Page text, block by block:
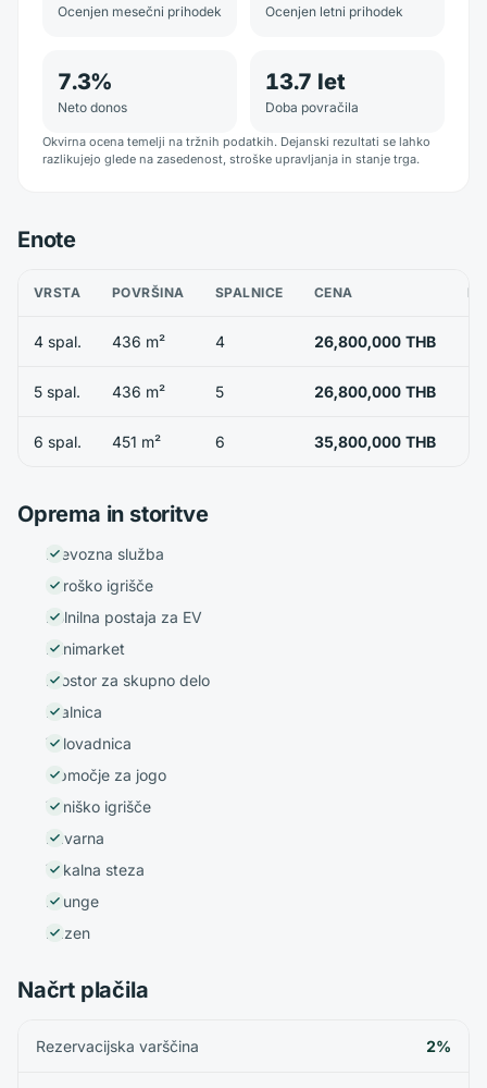
Ocenjen mesečni prihodek Ocenjen letni prihodek
7.3%
Neto donos
13.7 let
Doba povračila
Okvirna ocena temelji na tržnih podatkih. Dejanski rezultati se lahko
razlikujejo glede na zasedenost, stroške upravljanja in stanje trga.
Enote
VRSTA POVRŠINA SPALNICE CENA
4 spal. 436 m² 4 26,800,000 THB
5 spal. 436 m² 5 26,800,000 THB
6 spal. 451 m² 6 35,800,000 THB
Oprema in storitve
Prevozna služba
Otroško igrišče
Polnilna postaja za EV
Minimarket
Prostor za skupno delo
Pralnica
Telovadnica
Območje za jogo
Teniško igrišče
Kavarna
Tekalna steza
Lounge
Bazen
Načrt plačila
Rezervacijska varščina 2%